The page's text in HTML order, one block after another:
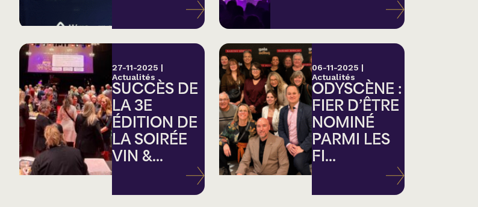
Spectacles en location
27-11-2025 |
Actualités
SUCCÈS DE
LA 3E
ÉDITION DE
LA SOIRÉE
VIN &...
06-11-2025 |
Actualités
ODYSCÈNE :
FIER D’ÊTRE
NOMINÉ
PARMI LES
FI...